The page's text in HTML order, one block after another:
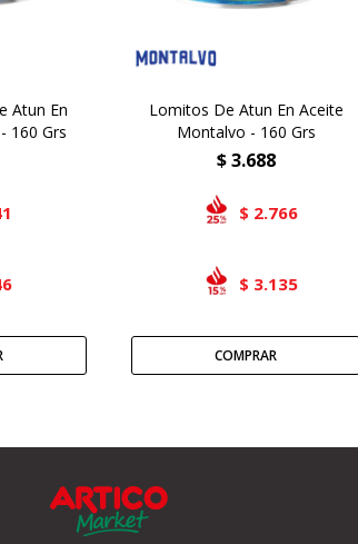
Atun En
160 Grs
Lomitos De Atun En Aceite
Montalvo - 160 Grs
$3.688
$ 2.766
$ 3.135